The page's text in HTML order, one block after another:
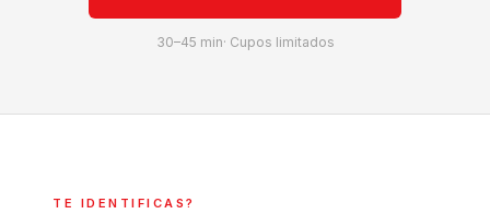
30–45 min· Cupos limitados
TE IDENTIFICAS?